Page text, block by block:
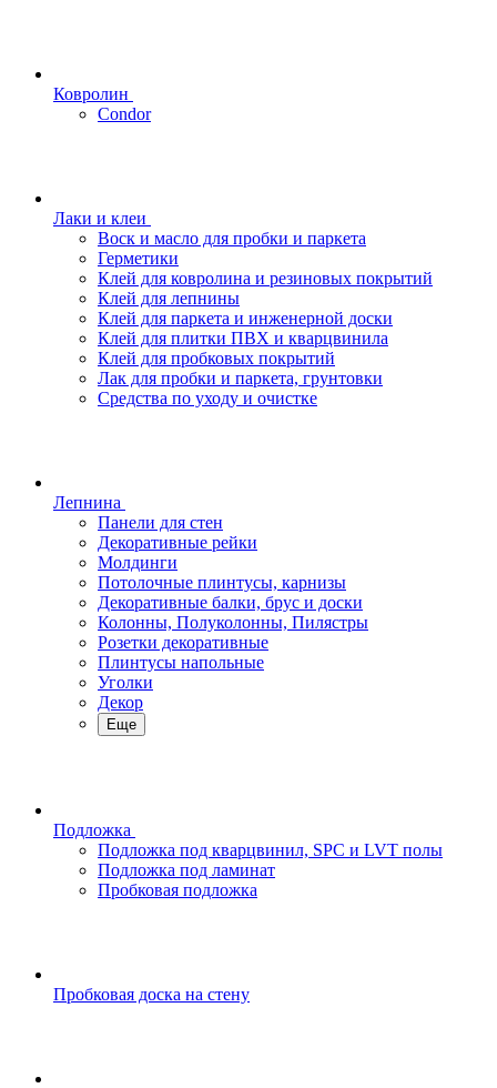
Ковролин
Condor
Лаки и клеи
Воск и масло для пробки и паркета
Герметики
Клей для ковролина и резиновых покрытий
Клей для лепнины
Клей для паркета и инженерной доски
Клей для плитки ПВХ и кварцвинила
Клей для пробковых покрытий
Лак для пробки и паркета, грунтовки
Средства по уходу и очистке
Лепнина
Панели для стен
Декоративные рейки
Молдинги
Потолочные плинтусы, карнизы
Декоративные балки, брус и доски
Колонны, Полуколонны, Пилястры
Розетки декоративные
Плинтусы напольные
Уголки
Декор
Еще
Подложка
Подложка под кварцвинил, SPC и LVT полы
Подложка под ламинат
Пробковая подложка
Пробковая доска на стену